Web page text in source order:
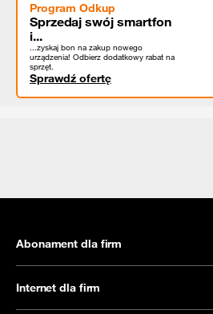
Program Odkup
Sprzedaj swój smartfon
i...
...zyskaj bon na zakup nowego
urządzenia! Odbierz dodatkowy rabat na
sprzęt.
Sprawdź ofertę
Abonament dla firm
Internet dla firm